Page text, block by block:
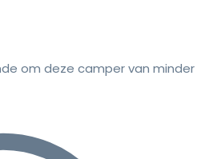
om deze camper van minder